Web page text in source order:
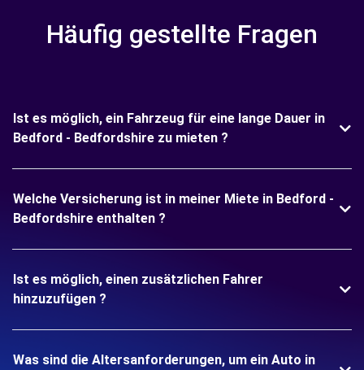
Häufig gestellte Fragen
Ist es möglich, ein Fahrzeug für eine lange Dauer in
Bedford - Bedfordshire zu mieten ?
Welche Versicherung ist in meiner Miete in Bedford -
Bedfordshire enthalten ?
Ist es möglich, einen zusätzlichen Fahrer
hinzuzufügen ?
Was sind die Altersanforderungen, um ein Auto in